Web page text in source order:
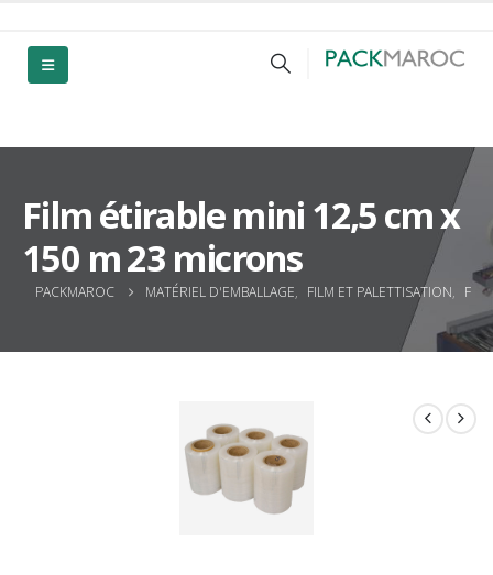
Film étirable mini 12,5 cm x
150 m 23 microns
PACKMAROC MATÉRIEL D'EMBALLAGE, FILM ET PALETTISATION,